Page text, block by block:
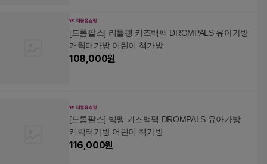
[드롬팔스] 리틀펭 키즈백팩 DROMPALS 유아가방
캐릭터가방 어린이 책가방
108,000원
[드롬팔스] 빅펭 키즈백팩 DROMPALS 유아가방
캐릭터가방 어린이 책가방
116,000원